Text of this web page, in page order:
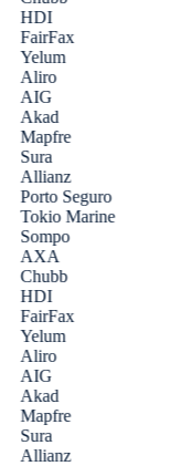
HDI
FairFax
Yelum
Aliro
AIG
Akad
Mapfre
Sura
Allianz
Porto Seguro
Tokio Marine
Sompo
AXA
Chubb
HDI
FairFax
Yelum
Aliro
AIG
Akad
Mapfre
Sura
Allianz